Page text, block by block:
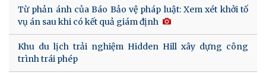
Từ phản ánh của Báo Bảo vệ pháp luật: Xem xét khởi tố
vụ án sau khi có kết quả giám định
Khu du lịch trải nghiệm Hidden Hill xây dựng công
trình trái phép